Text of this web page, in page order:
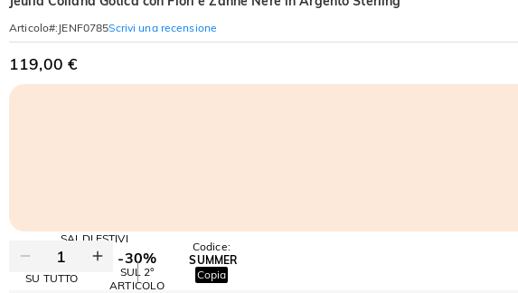
Articolo#: JENF0785Scrivi una recensione
119,00 €
SALDI ESTIVI
-10%
SU TUTTO
-30%
SUL 2°
ARTICOLO
Codice:
SUMMER
Copia